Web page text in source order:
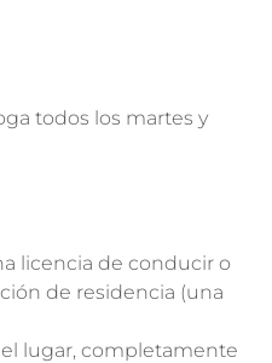
todos los martes y
licencia de conducir o
de residencia (una
lugar, completamente